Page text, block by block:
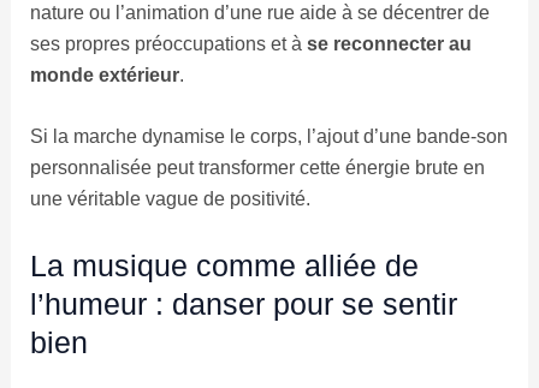
nature ou l’animation d’une rue aide à se décentrer de
ses propres préoccupations et à se reconnecter au
monde extérieur.
Si la marche dynamise le corps, l’ajout d’une bande-son
personnalisée peut transformer cette énergie brute en
une véritable vague de positivité.
La musique comme alliée de
l’humeur : danser pour se sentir
bien